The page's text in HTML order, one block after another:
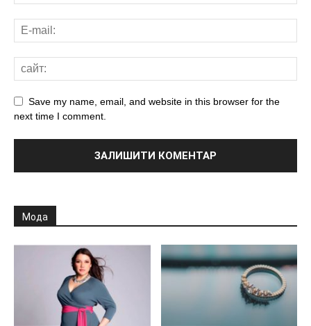
Save my name, email, and website in this browser for the
next time I comment.
Мода